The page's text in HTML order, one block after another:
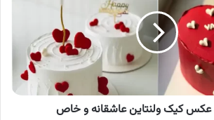
عکس کیک ولنتاین عاشقانه و خاص